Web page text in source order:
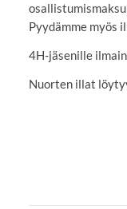
Pyydämme myös
4H-jäsenille
Nuorten illat